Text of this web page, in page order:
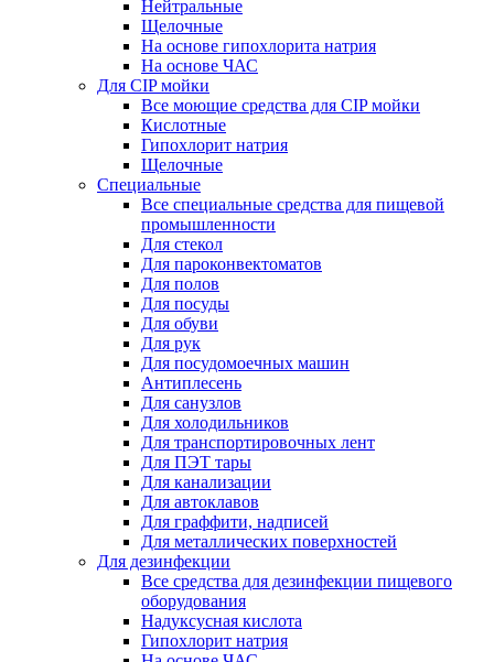
Нейтральные
Щелочные
На основе гипохлорита натрия
На основе ЧАС
Для CIP мойки
Все моющие средства для CIP мойки
Кислотные
Гипохлорит натрия
Щелочные
Специальные
Все специальные средства для пищевой
промышленности
Для стекол
Для пароконвектоматов
Для полов
Для посуды
Для обуви
Для рук
Для посудомоечных машин
Антиплесень
Для санузлов
Для холодильников
Для транспортировочных лент
Для ПЭТ тары
Для канализации
Для автоклавов
Для граффити, надписей
Для металлических поверхностей
Для дезинфекции
Все средства для дезинфекции пищевого
оборудования
Надуксусная кислота
Гипохлорит натрия